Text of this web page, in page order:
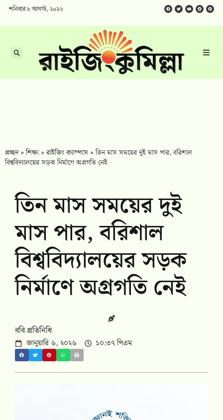
শনিবার ৮ আগস্ট, ২০২৬
প্রচ্ছদ»শিক্ষা »রাইজিং ক্যাম্পাস »তিন মাস সময়ের দুই মাস পার, বরিশাল
বিশ্ববিদ্যালয়ের সড়ক নির্মাণে অগ্রগতি নেই
তিন মাস সময়ের দুই
মাস পার, বরিশাল
বিশ্ববিদ্যালয়ের সড়ক
নির্মাণে অগ্রগতি নেই
ববি প্রতিনিধি
জানুয়ারি ৬, ২০২৬ ১০:৩৭ পিএম